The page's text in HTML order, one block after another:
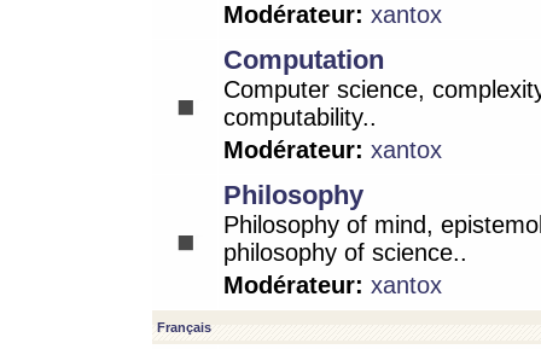
Modérateur: xantox
Computation
Computer science,
computability..
Modérateur: xantox
Philosophy
Philosophy of mind,
philosophy of science..
Modérateur: xantox
Français